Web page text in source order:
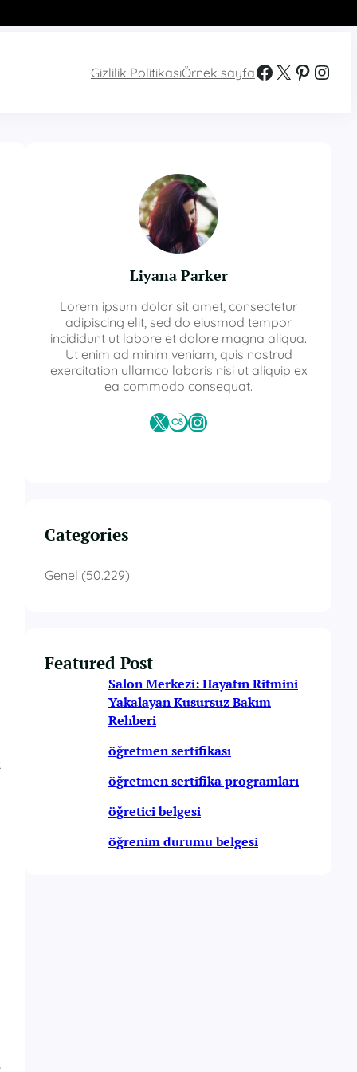
Gizlilik PolitikasıÖrnek sayfaFacebook X Pinterest Instagram
Liyana Parker
Lorem ipsum dolor sit amet, consectetur
adipiscing elit, sed do eiusmod tempor
incididunt ut labore et dolore magna aliqua.
Ut enim ad minim veniam, quis nostrud
exercitation ullamco laboris nisi ut aliquip ex
ea commodo consequat.
X Last.fmInstagram
Categories
Genel (50.229)
Featured Post
Salon Merkezi: Hayatın Ritmini
Yakalayan Kusursuz Bakım
Rehberi
öğretmen sertifikası
öğretmen sertifika programları
öğretici belgesi
öğrenim durumu belgesi